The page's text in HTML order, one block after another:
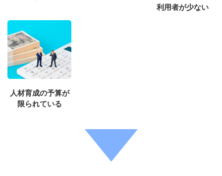
利用者が少ない
人材育成の予算が
限られている